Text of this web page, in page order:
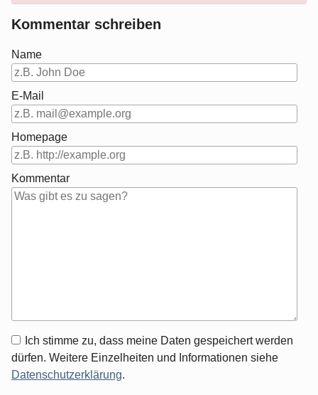
Kommentar schreiben
Name
E-Mail
Homepage
Kommentar
Antwort
zu
Ich stimme zu, dass meine Daten gespeichert werden
dürfen. Weitere Einzelheiten und Informationen siehe
Datenschutzerklärung.